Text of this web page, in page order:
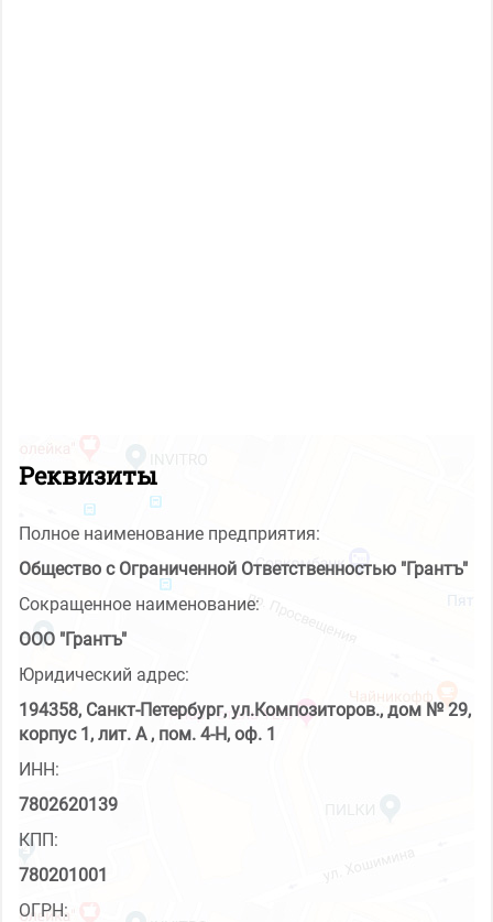
Реквизиты
Полное наименование предприятия:
Общество с Ограниченной Ответственностью "Грантъ"
Сокращенное наименование:
ООО "Грантъ"
Юридический адрес:
194358, Санкт-Петербург, ул.Композиторов., дом № 29,
корпус 1, лит. А , пом. 4-Н, оф. 1
ИНН:
7802620139
КПП:
780201001
ОГРН: